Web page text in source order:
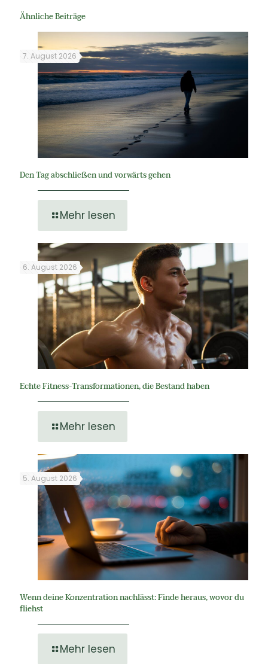
Ähnliche Beiträge
7. August 2026
Den Tag abschließen und vorwärts gehen
Mehr lesen
6. August 2026
Echte Fitness-Transformationen, die Bestand haben
Mehr lesen
5. August 2026
Wenn deine Konzentration nachlässt: Finde heraus, wovor du
fliehst
Mehr lesen